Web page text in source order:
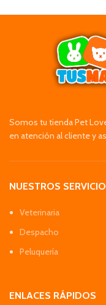
Somos tu tienda Pet
en atención al cliente y
NUESTROS
Veterinaria
Despacho
Peluquería
ENLACES RÁPIDOS